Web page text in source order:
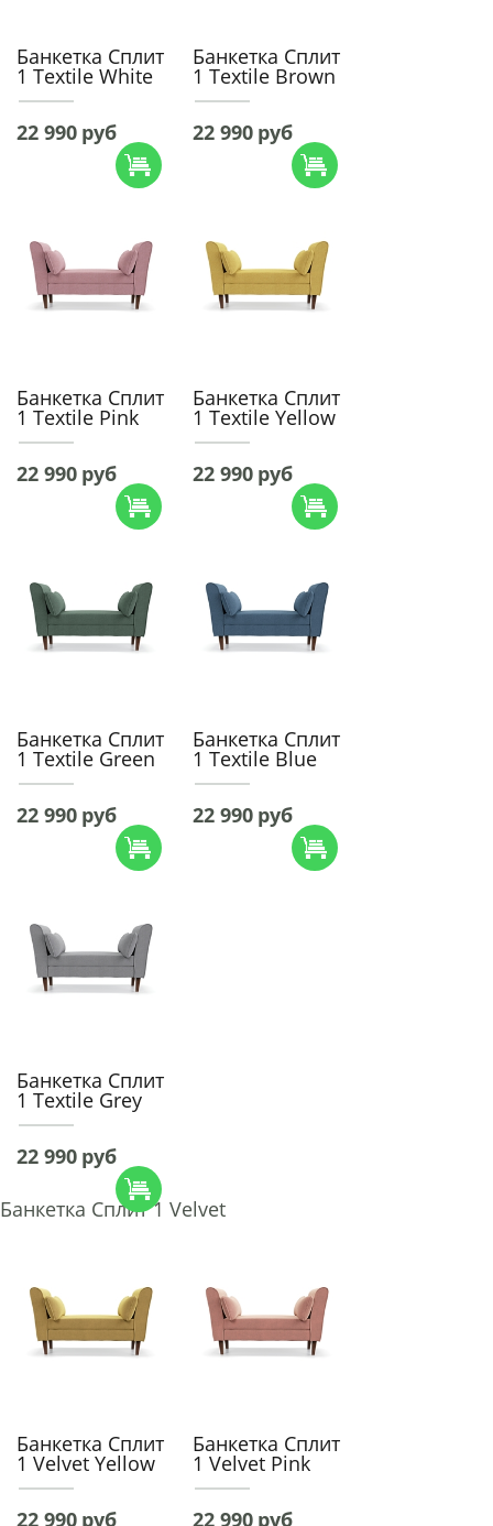
Банкетка Сплит
1 Textile White
22 990 руб
Банкетка Сплит
1 Textile Brown
22 990 руб
Банкетка Сплит
1 Textile Pink
22 990 руб
Банкетка Сплит
1 Textile Yellow
22 990 руб
Банкетка Сплит
1 Textile Green
22 990 руб
Банкетка Сплит
1 Textile Blue
22 990 руб
Банкетка Сплит
1 Textile Grey
22 990 руб
Банкетка Сплит 1 Velvet
Банкетка Сплит
1 Velvet Yellow
22 990 руб
Банкетка Сплит
1 Velvet Pink
22 990 руб